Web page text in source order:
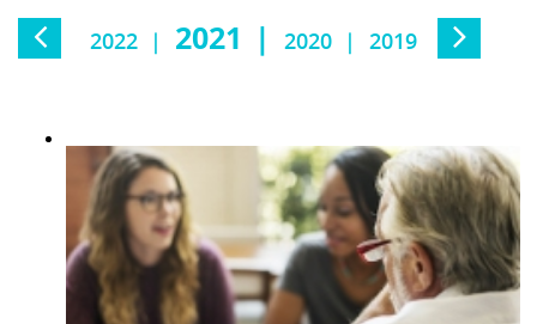
2022 2021 2020 2019